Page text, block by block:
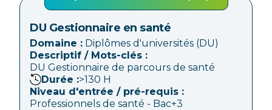
DU Gestionnaire en santé
Domaine : Diplômes d'universités (DU)
Descriptif / Mots-clés :
DU Gestionnaire de parcours de santé
Durée :>130 H
Niveau d'entrée / pré-requis :
Professionnels de santé - Bac+3